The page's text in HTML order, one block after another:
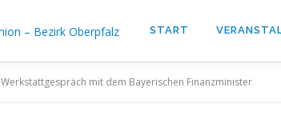
START
Werkstattgespräch mit dem Bayerischen Finanzminister